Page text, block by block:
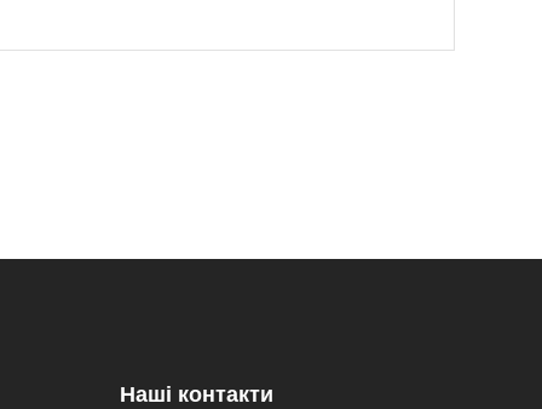
Наші контакти